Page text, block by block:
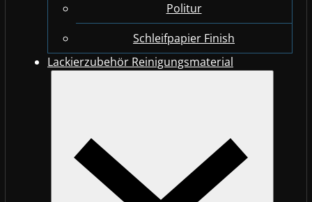
Politur
Schleifpapier Finish
Lackierzubehör Reinigungsmaterial